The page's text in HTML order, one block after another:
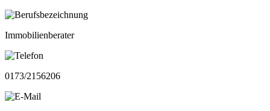
Immobilienberater
0173/2156206